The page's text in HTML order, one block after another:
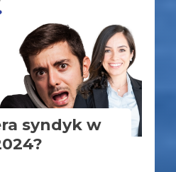
syndyk w